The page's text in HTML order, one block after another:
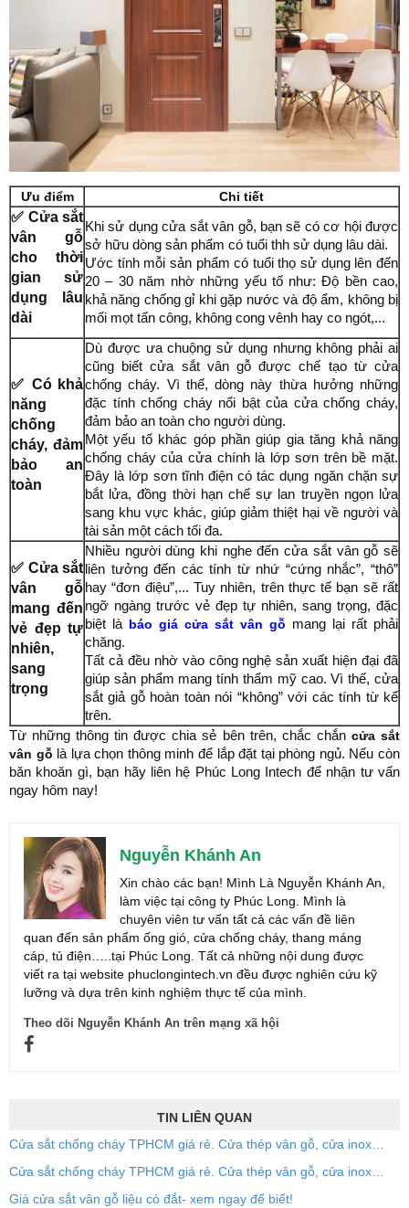
Ưu điểm Chi tiết
✅ Cửa sắt
vân gỗ
cho thời
gian sử
dụng lâu
dài
Khi sử dụng cửa sắt vân gỗ, bạn sẽ có cơ hội được
sở hữu dòng sản phẩm có tuổi thh sử dụng lâu dài.
Ước tính mỗi sản phẩm có tuổi thọ sử dụng lên đến
20 – 30 năm nhờ những yếu tố như: Độ bền cao,
khả năng chống gỉ khi gặp nước và độ ẩm, không bị
mối mọt tấn công, không cong vênh hay co ngót,...
✅ Có khả
năng
chống
cháy, đảm
bảo an
toàn
Dù được ưa chuộng sử dụng nhưng không phải ai
cũng biết cửa sắt vân gỗ được chế tạo từ cửa
chống cháy. Vì thế, dòng này thừa hưởng những
đặc tính chống cháy nổi bật của cửa chống cháy,
đảm bảo an toàn cho người dùng.
Một yếu tố khác góp phần giúp gia tăng khả năng
chống cháy của cửa chính là lớp sơn trên bề mặt.
Đây là lớp sơn tĩnh điện có tác dụng ngăn chặn sự
bắt lửa, đồng thời hạn chế sự lan truyền ngọn lửa
sang khu vực khác, giúp giảm thiệt hại về người và
tài sản một cách tối đa.
✅ Cửa sắt
vân gỗ
mang đến
vẻ đẹp tự
nhiên,
sang
trọng
Nhiều người dùng khi nghe đến cửa sắt vân gỗ sẽ
liên tưởng đến các tính từ nhứ “cứng nhắc”, “thô”
hay “đơn điệu”,... Tuy nhiên, trên thực tế bạn sẽ rất
ngỡ ngàng trước vẻ đẹp tự nhiên, sang trọng, đặc
biệt là báo giá cửa sắt vân gỗ mang lại rất phải
chăng.
Tất cả đều nhờ vào công nghệ sản xuất hiện đại đã
giúp sản phẩm mang tính thẩm mỹ cao. Vì thế, cửa
sắt giả gỗ hoàn toàn nói “không” với các tính từ kể
trên.
Từ những thông tin được chia sẻ bên trên, chắc chắn cửa sắt
vân gỗ là lựa chọn thông minh để lắp đặt tại phòng ngủ. Nếu còn
băn khoăn gì, bạn hãy liên hệ Phúc Long Intech để nhận tư vấn
ngay hôm nay!
Nguyễn Khánh An
Xin chào các bạn! Mình Là Nguyễn Khánh An,
làm việc tại công ty Phúc Long. Mình là
chuyên viên tư vấn tất cả các vấn đề liên
quan đến sản phẩm ống gió, cửa chống cháy, thang máng
cáp, tủ điện…..tại Phúc Long. Tất cả những nội dung được
viết ra tại website phuclongintech.vn đều được nghiên cứu kỹ
lưỡng và dựa trên kinh nghiệm thực tế của mình.
Theo dõi Nguyễn Khánh An trên mạng xã hội
TIN LIÊN QUAN
Cửa sắt chống cháy TPHCM giá rẻ. Cửa thép vân gỗ, cửa inox…
Cửa sắt chống cháy TPHCM giá rẻ. Cửa thép vân gỗ, cửa inox…
Giá cửa sắt vân gỗ liệu có đắt- xem ngay để biết!